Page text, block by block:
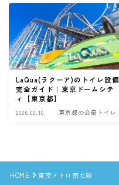
愛知県の公衆トイレ
長野県の公衆トイレ
THE TOKYO TOILET
お役立ち情報
LaQua(ラクーア)のトイレ設備
完全ガイド｜東京ドームシテ
ィ【東京都】
2026.02.10 東京都の公衆トイレ
HOME 東京メトロ南北線